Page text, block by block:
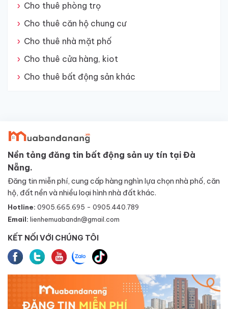
Cho thuê phòng trọ
Cho thuê căn hộ chung cư
Cho thuê nhà mặt phố
Cho thuê cửa hàng, kiot
Cho thuê bất động sản khác
Nền tảng đăng tin bất động sản uy tín tại Đà
Nẵng.
Đăng tin miễn phí, cung cấp hàng nghìn lựa chọn nhà phố, căn
hộ, đất nền và nhiều loại hình nhà đất khác.
Hotline: 0905.665.695 - 0905.440.789
Email: lienhemuabandn@gmail.com
KẾT NỐI VỚI CHÚNG TÔI